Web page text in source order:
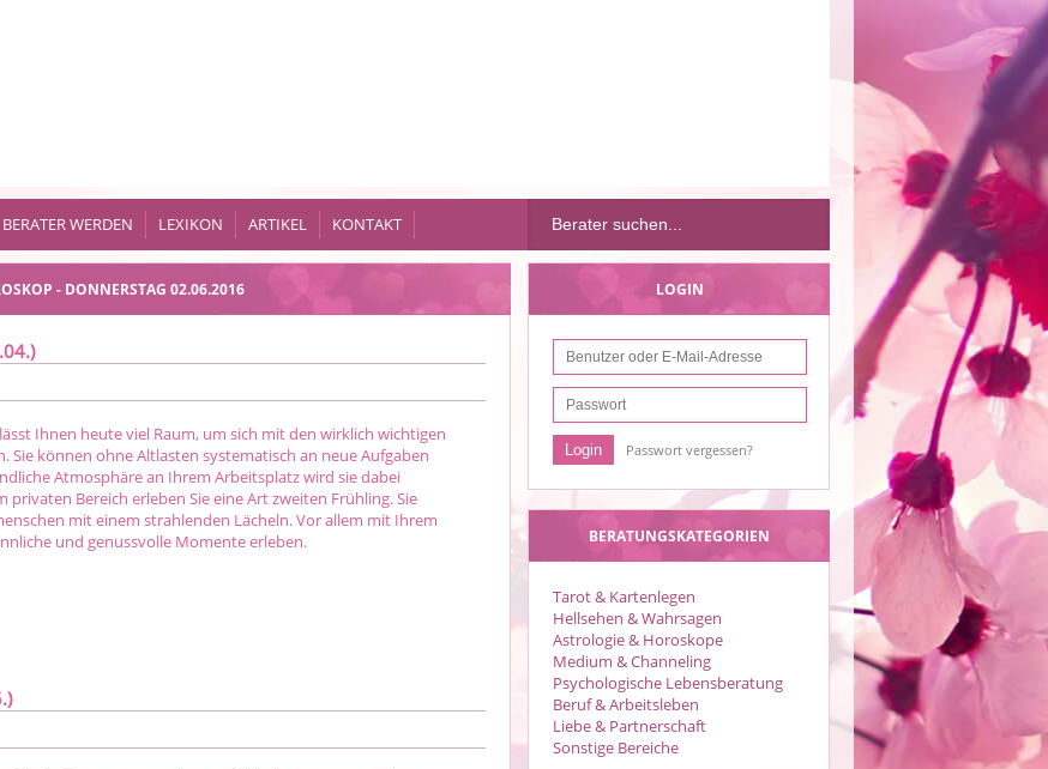
BERATER WERDEN LEXIKON ARTIKEL KONTAKT
LOGIN
Passwort vergessen?
BERATUNGSKATEGORIEN
Tarot & Kartenlegen
Hellsehen & Wahrsagen
Astrologie & Horoskope
Medium & Channeling
Psychologische Lebensberatung
Beruf & Arbeitsleben
Liebe & Partnerschaft
Sonstige Bereiche
- DONNERSTAG 02.06.2016
Ihnen heute viel Raum, um sich mit den wirklich wichtigen
Sie können ohne Altlasten systematisch an neue Aufgaben
Atmosphäre an Ihrem Arbeitsplatz wird sie dabei
privaten Bereich erleben Sie eine Art zweiten Frühling. Sie
mit einem strahlenden Lächeln. Vor allem mit Ihrem
und genussvolle Momente erleben.